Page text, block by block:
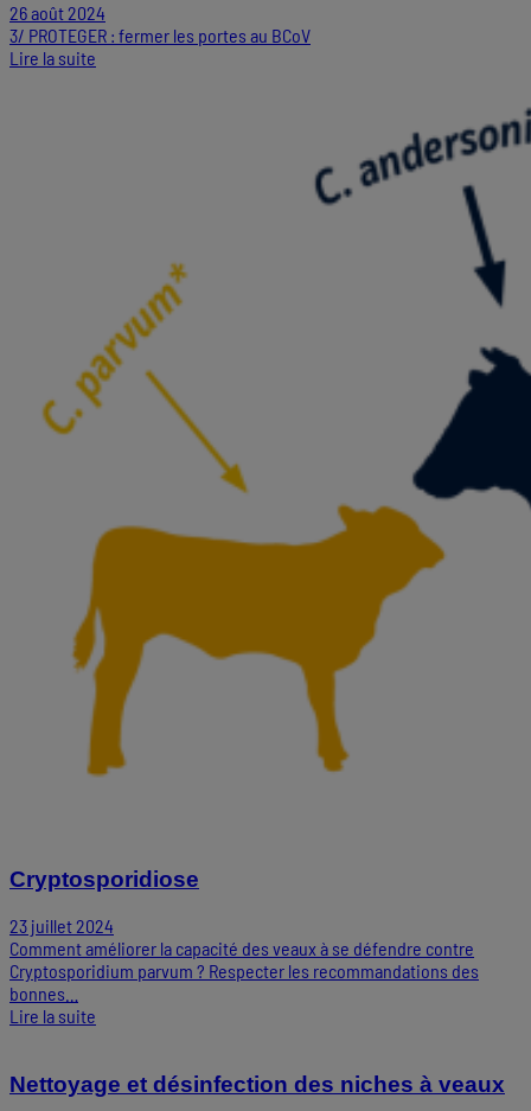
26 août 2024
3/ PROTEGER : fermer les portes au BCoV
Lire la suite
Cryptosporidiose
23 juillet 2024
Comment améliorer la capacité des veaux à se défendre contre
Cryptosporidium parvum ? Respecter les recommandations des
bonnes…
Lire la suite
Nettoyage et désinfection des niches à veaux